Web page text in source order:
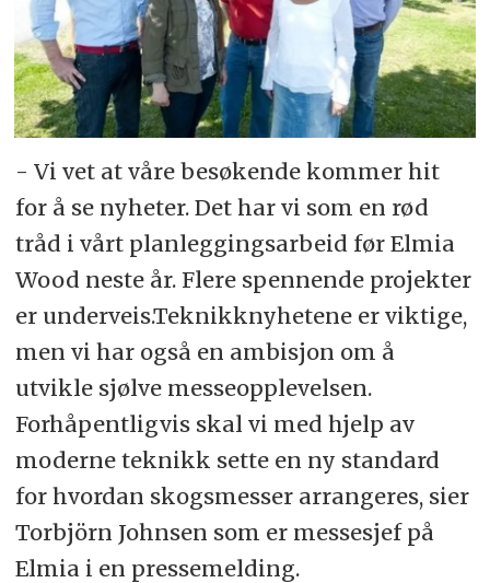
- Vi vet at våre besøkende kommer hit
for å se nyheter. Det har vi som en rød
tråd i vårt planleggingsarbeid før Elmia
Wood neste år. Flere spennende projekter
er underveis.Teknikknyhetene er viktige,
men vi har også en ambisjon om å
utvikle sjølve messeopplevelsen.
Forhåpentligvis skal vi med hjelp av
moderne teknikk sette en ny standard
for hvordan skogsmesser arrangeres, sier
Torbjörn Johnsen som er messesjef på
Elmia i en pressemelding.